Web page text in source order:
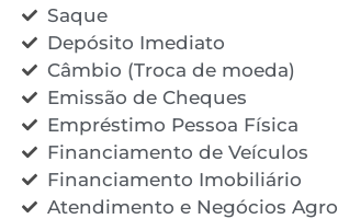
Saque
Depósito Imediato
Câmbio (Troca de moeda)
Emissão de Cheques
Empréstimo Pessoa Física
Financiamento de Veículos
Financiamento Imobiliário
Atendimento e Negócios Agro